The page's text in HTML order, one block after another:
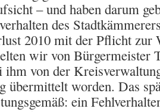
– und haben darum
des
2010 mit der Pflicht zur
wir von Bürgermeister
ihm von der
übermittelt worden. Das
ein